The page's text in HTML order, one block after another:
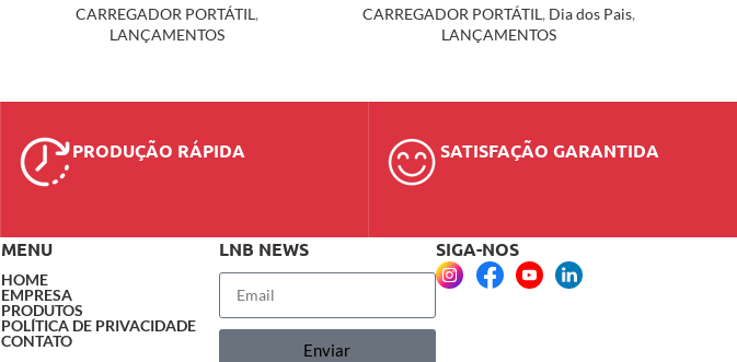
CARREGADOR PORTÁTIL,
LANÇAMENTOS
05090
CARREGADOR PORTÁTIL, Dia dos Pais,
LANÇAMENTOS
PRODUÇÃO RÁPIDA SATISFAÇÃO GARANTIDA
MENU
HOME
EMPRESA
PRODUTOS
POLÍTICA DE PRIVACIDADE
CONTATO
LNB NEWS
Enviar
SIGA-NOS